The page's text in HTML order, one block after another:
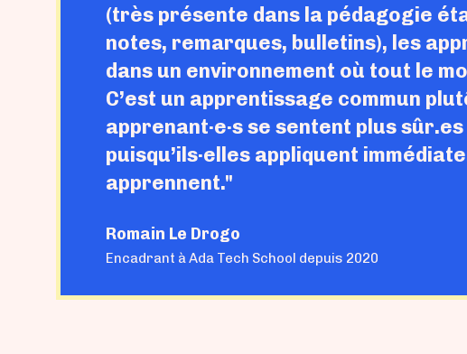
(très présente dans la pédagogie
notes, remarques, bulletins), les
dans un environnement où tout le
C’est un apprentissage commun
apprenant·e·s se sentent plus sûr.es
puisqu’ils·elles appliquent
apprennent."
Romain Le Drogo
Encadrant à Ada Tech School depuis 2020